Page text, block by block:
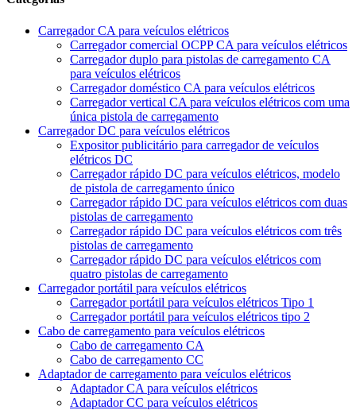
Carregador CA para veículos elétricos
Carregador comercial OCPP CA para veículos elétricos
Carregador duplo para pistolas de carregamento CA
para veículos elétricos
Carregador doméstico CA para veículos elétricos
Carregador vertical CA para veículos elétricos com uma
única pistola de carregamento
Carregador DC para veículos elétricos
Expositor publicitário para carregador de veículos
elétricos DC
Carregador rápido DC para veículos elétricos, modelo
de pistola de carregamento único
Carregador rápido DC para veículos elétricos com duas
pistolas de carregamento
Carregador rápido DC para veículos elétricos com três
pistolas de carregamento
Carregador rápido DC para veículos elétricos com
quatro pistolas de carregamento
Carregador portátil para veículos elétricos
Carregador portátil para veículos elétricos Tipo 1
Carregador portátil para veículos elétricos tipo 2
Cabo de carregamento para veículos elétricos
Cabo de carregamento CA
Cabo de carregamento CC
Adaptador de carregamento para veículos elétricos
Adaptador CA para veículos elétricos
Adaptador CC para veículos elétricos